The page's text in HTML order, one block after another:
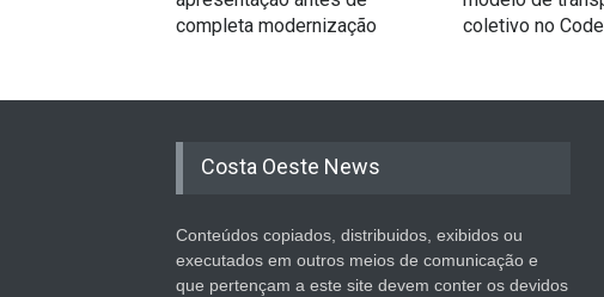
completa modernização
coletivo no
Costa Oeste News
Conteúdos copiados, distribuidos, exibidos ou
executados em outros meios de comunicação e
que pertençam a este site devem conter os devidos